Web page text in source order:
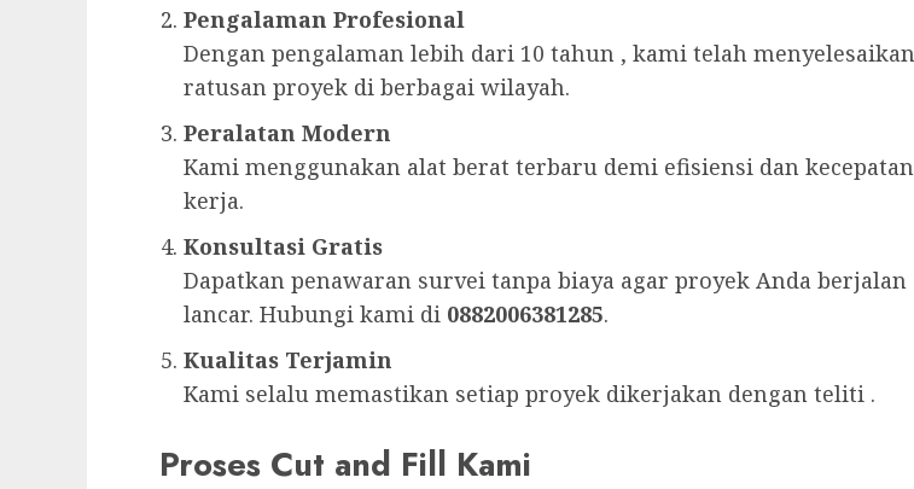
Pengalaman Profesional
Dengan pengalaman lebih dari 10 tahun , kami telah menyelesaikan
ratusan proyek di berbagai wilayah.
Peralatan Modern
Kami menggunakan alat berat terbaru demi efisiensi dan kecepatan
kerja.
Konsultasi Gratis
Dapatkan penawaran survei tanpa biaya agar proyek Anda berjalan
lancar. Hubungi kami di 0882006381285.
Kualitas Terjamin
Kami selalu memastikan setiap proyek dikerjakan dengan teliti .
Proses Cut and Fill Kami